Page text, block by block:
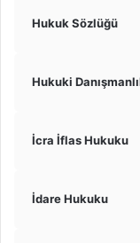
Hukuk Sözlüğü
Hukuki
İcra İflas Hukuku
İdare Hukuku